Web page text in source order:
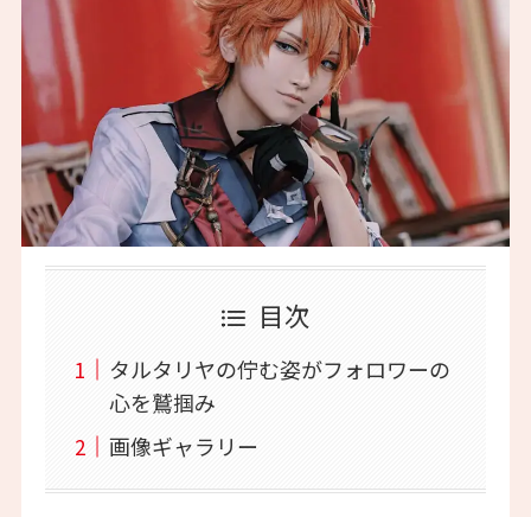
目次
タルタリヤの佇む姿がフォロワーの
心を鷲掴み
画像ギャラリー